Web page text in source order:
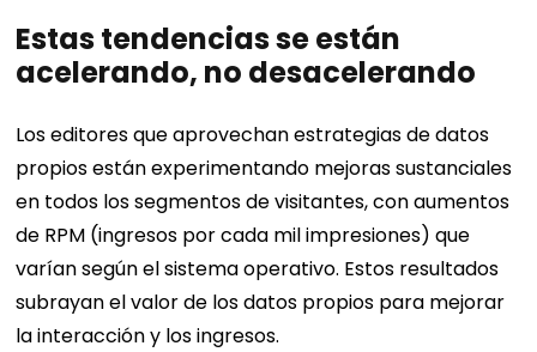
Estas tendencias se están
acelerando, no desacelerando
Los editores que aprovechan estrategias de datos
propios están experimentando mejoras sustanciales
en todos los segmentos de visitantes, con aumentos
de RPM (ingresos por cada mil impresiones) que
varían según el sistema operativo. Estos resultados
subrayan el valor de los datos propios para mejorar
la interacción y los ingresos.